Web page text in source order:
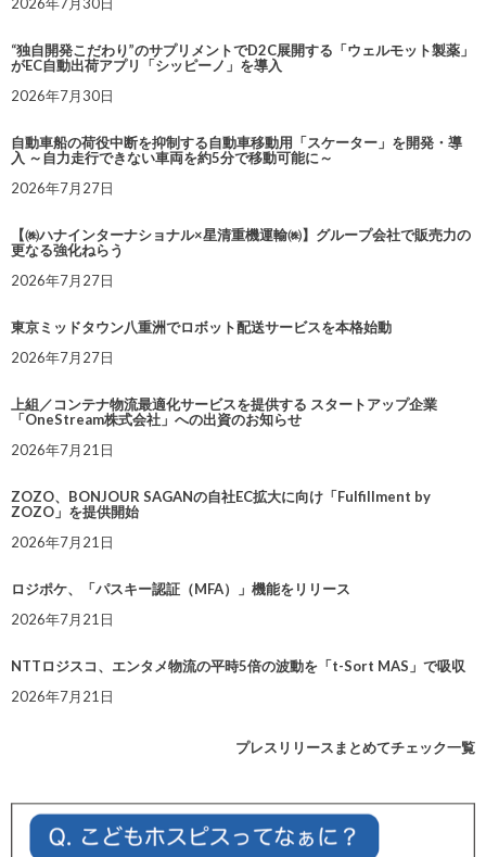
2026年7月30日
“独自開発こだわり”のサプリメントでD2C展開する「ウェルモット製薬」
がEC自動出荷アプリ「シッピーノ」を導入
2026年7月30日
自動車船の荷役中断を抑制する自動車移動用「スケーター」を開発・導
入 ～自力走行できない車両を約5分で移動可能に～
2026年7月27日
【㈱ハナインターナショナル×星清重機運輸㈱】グループ会社で販売力の
更なる強化ねらう
2026年7月27日
東京ミッドタウン八重洲でロボット配送サービスを本格始動
2026年7月27日
上組／コンテナ物流最適化サービスを提供する スタートアップ企業
「OneStream株式会社」への出資のお知らせ
2026年7月21日
ZOZO、BONJOUR SAGANの自社EC拡大に向け「Fulfillment by
ZOZO」を提供開始
2026年7月21日
ロジポケ、「パスキー認証（MFA）」機能をリリース
2026年7月21日
NTTロジスコ、エンタメ物流の平時5倍の波動を「t-Sort MAS」で吸収
2026年7月21日
プレスリリースまとめてチェック一覧